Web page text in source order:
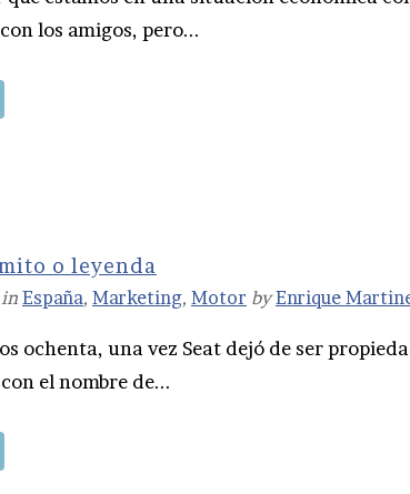
los amigos, pero...
o leyenda
in España, Marketing, Motor byEnrique
ochenta, una vez Seat dejó de ser
el nombre de...